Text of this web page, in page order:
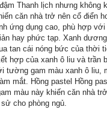
Thanh lịch nhưng không
căn nhà trở nên cổ điển
ứng dụng cao, phù hợp
hay phức tạp. Xanh
tan cái nóng bức của thời
hợp của xanh ô liu và trần
tường gam màu xanh ô liu,
mắt. Hồng pastel Hồng
màu này khiến căn nhà
cho phòng ngủ.